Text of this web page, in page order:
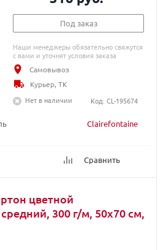
Clairefontaine
Сравнить
Под заказ
Наши менеджеры обязательно свяжутся
с вами и уточнят условия заказа
Самовывоз
Курьер, ТК
Нет в наличии
Код: CL-195674
цветной
300 г/м, 50х70 см,